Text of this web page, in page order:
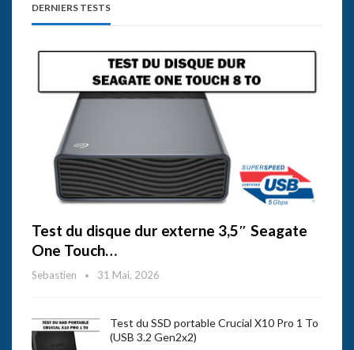
DERNIERS TESTS
Test du disque dur externe 3,5″ Seagate
One Touch…
Sebastien 31 Mai, 2026
Test du SSD portable Crucial X10 Pro 1 To
(USB 3.2 Gen2x2)